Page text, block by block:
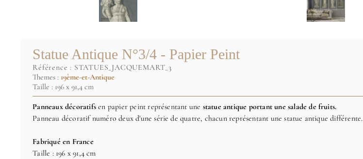
Statue Antique N°3/4 - Papier Peint
référence : STATUES_JACQUEMART_3
Themes : 19ème-et-Antique
Taille : 196 x 91,4 cm
Panneaux décoratifsen papier peint représentant une statue antique portant une salade de fruits.
Panneau décoratif numéro deux d'une série de quatre, chacun représentant une statue antique différente.
Fabriqué en France
Taille : 196 x 91,4 cm